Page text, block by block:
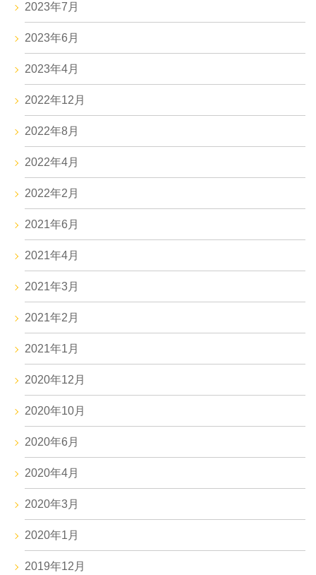
2023年7月
2023年6月
2023年4月
2022年12月
2022年8月
2022年4月
2022年2月
2021年6月
2021年4月
2021年3月
2021年2月
2021年1月
2020年12月
2020年10月
2020年6月
2020年4月
2020年3月
2020年1月
2019年12月